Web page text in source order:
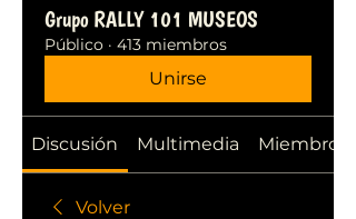
Grupo RALLY 101 MUSEOS
Público · 413 miembros
Unirse
Discusión Multimedia Miembros
Volver